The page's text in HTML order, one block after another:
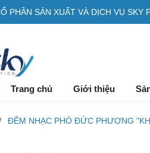
PHẦN SẢN XUẤT VÀ DỊCH VỤ SKY
Trang chủ Giới thiệu
ĐÊM NHẠC PHÓ ĐỨC PHƯƠNG